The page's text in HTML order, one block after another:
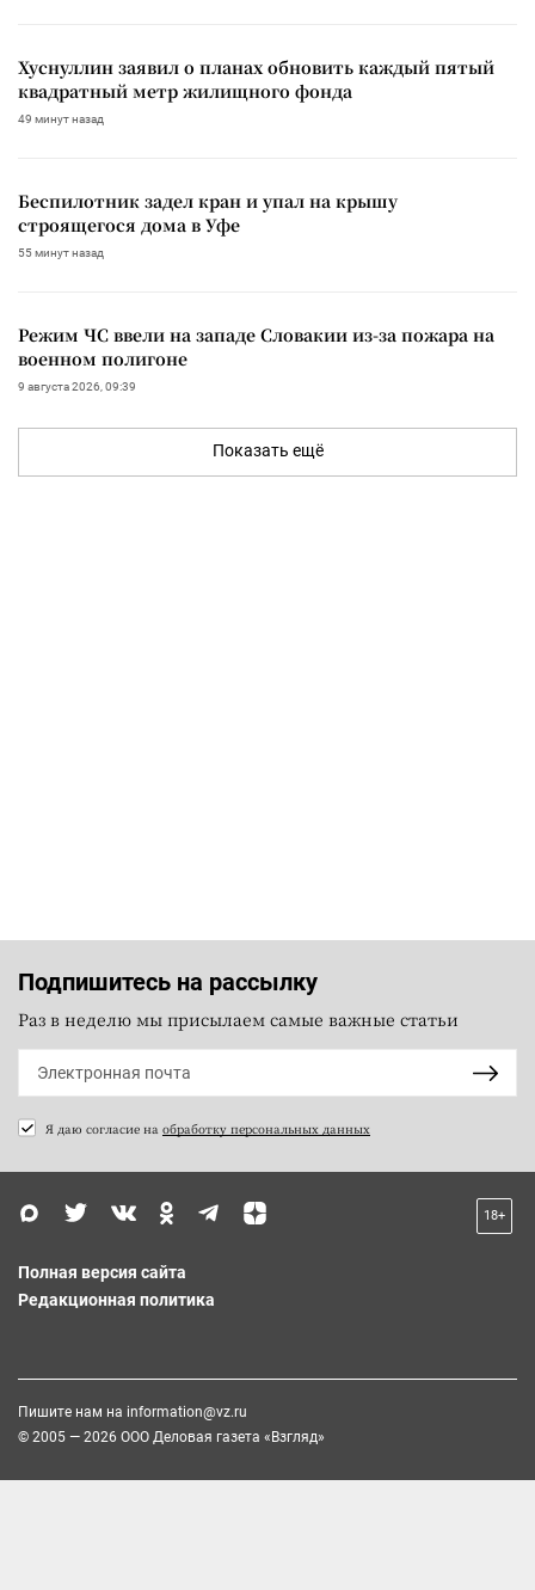
Хуснуллин заявил о планах обновить каждый пятый
квадратный метр жилищного фонда
49 минут назад
Беспилотник задел кран и упал на крышу
строящегося дома в Уфе
55 минут назад
Режим ЧС ввели на западе Словакии из-за пожара на
военном полигоне
9 августа 2026, 09:39
Показать ещё
Подпишитесь на рассылку
Раз в неделю мы присылаем самые важные статьи
Я даю согласие на обработку персональных данных
18+
Полная версия сайта
Редакционная политика
Пишите нам на information@vz.ru
© 2005 — 2026 ООО Деловая газета «Взгляд»